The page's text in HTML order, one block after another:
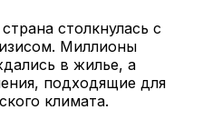
столкнулась с
Миллионы
в жилье, а
подходящие для
климата.